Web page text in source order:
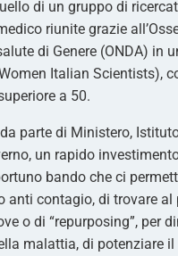
di un gruppo di
riunite grazie
di Genere (ONDA) in
Italian Scientists),
a 50.
parte di Ministero,
un rapido
bando che ci
anti contagio, di trovare al
o di “repurposing”, per
malattia, di potenziare